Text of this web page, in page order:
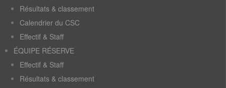
Résultats & classement
Calendrier du CSC
Effectif & Staff
ÉQUIPE RÉSERVE
Effectif & Staff
Résultats & classement